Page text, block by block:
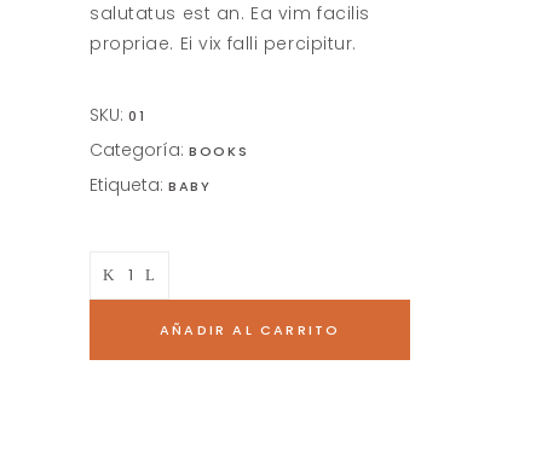
cliente
salutatus est an. Ea vim facilis
propriae. Ei vix falli percipitur.
SKU: 01
Categoría: BOOKS
Etiqueta: BABY
Bunny
In
Pyjamas
AÑADIR AL CARRITO